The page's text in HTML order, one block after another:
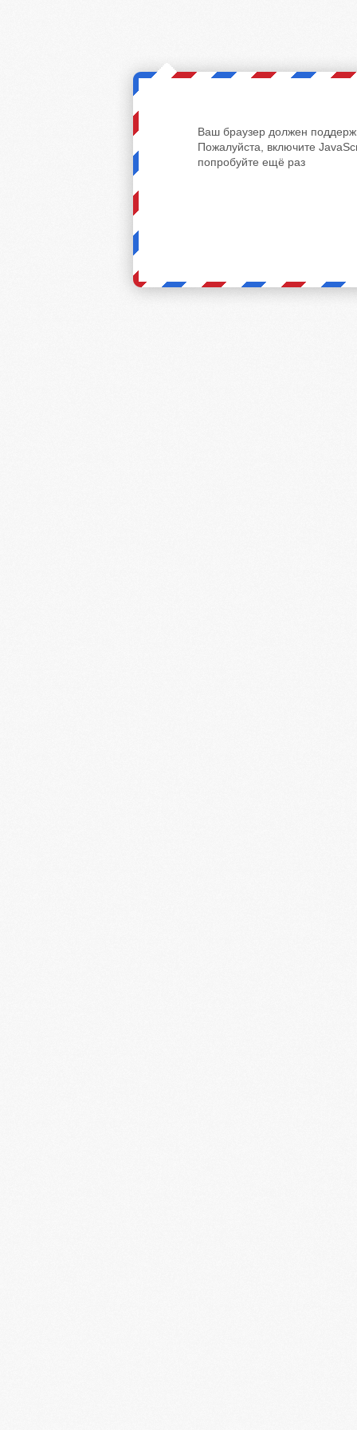
Ваш браузер должен
Пожалуйста, включите
попробуйте ещё раз